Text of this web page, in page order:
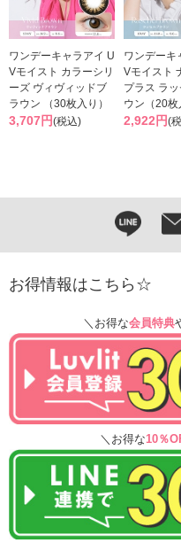
ワンデーキャラアイ U
Vモイスト カラーシリ
ーズ ヴィヴィッドブ
ラウン （30枚入り）
3,707円(税込)
ワンデーキ
Vモイスト
プラス ラ
ウン（20枚
2,922円(
お得情報はこちら☆
＼お得な会員特典
＼お得な10％